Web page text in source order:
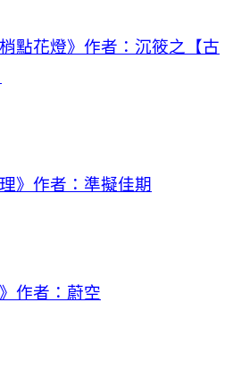
梢點花燈》作者：沉筱之【古
》作者：準擬佳期
作者：蔚空